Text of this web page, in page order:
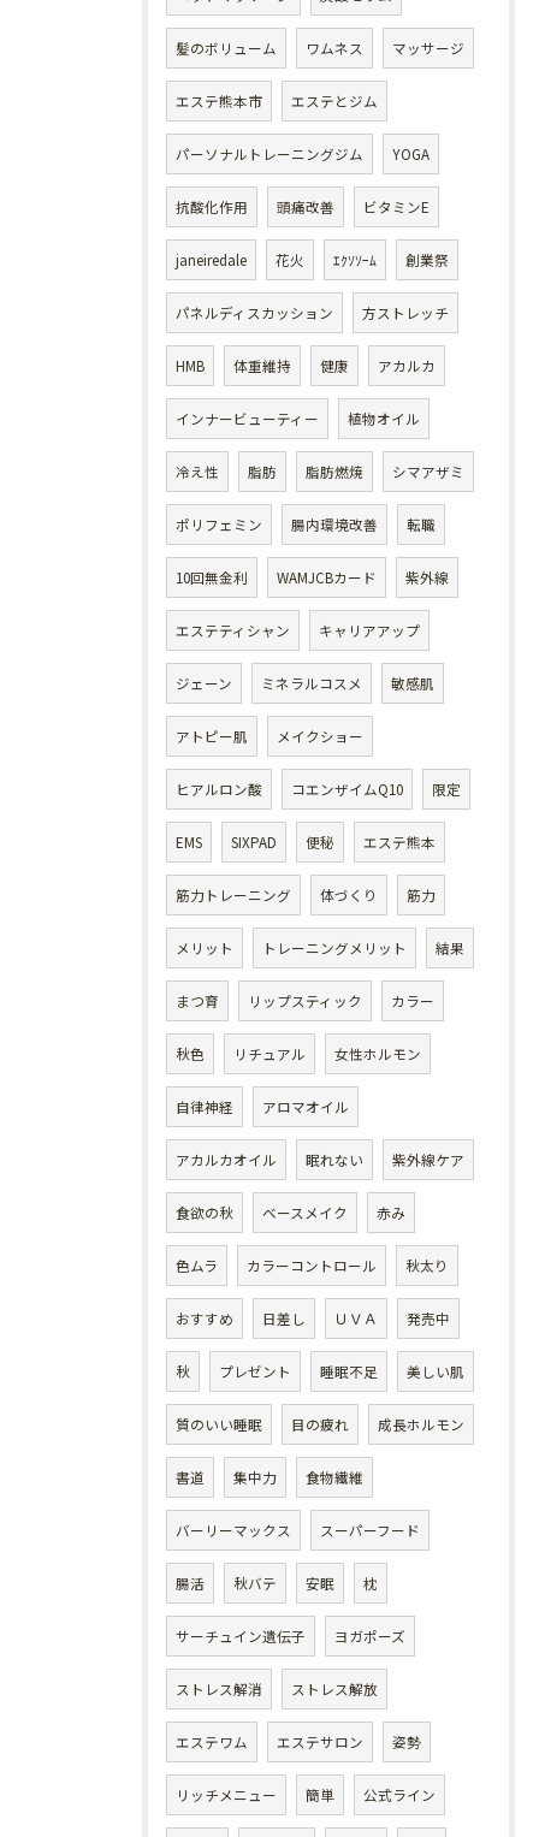
髪のボリューム ワムネス マッサージ
エステ熊本市 エステとジム
パーソナルトレーニングジム YOGA
抗酸化作用 頭痛改善 ビタミンE
janeiredale 花火 ｴｸｿｿｰﾑ 創業祭
パネルディスカッション 方ストレッチ
HMB 体重維持 健康 アカルカ
インナービューティー 植物オイル
冷え性 脂肪 脂肪燃焼 シマアザミ
ポリフェミン 腸内環境改善 転職
10回無金利 WAMJCBカード 紫外線
エステティシャン キャリアアップ
ジェーン ミネラルコスメ 敏感肌
アトピー肌 メイクショー
ヒアルロン酸 コエンザイムQ10 限定
EMS SIXPAD 便秘 エステ熊本
筋力トレーニング 体づくり 筋力
メリット トレーニングメリット 結果
まつ育 リップスティック カラー
秋色 リチュアル 女性ホルモン
自律神経 アロマオイル
アカルカオイル 眠れない 紫外線ケア
食欲の秋 ベースメイク 赤み
色ムラ カラーコントロール 秋太り
おすすめ 日差し ＵＶＡ 発売中
秋 プレゼント 睡眠不足 美しい肌
質のいい睡眠 目の疲れ 成長ホルモン
書道 集中力 食物繊維
バーリーマックス スーパーフード
腸活 秋バテ 安眠 枕
サーチュイン遺伝子 ヨガポーズ
ストレス解消 ストレス解放
エステワム エステサロン 姿勢
リッチメニュー 簡単 公式ライン